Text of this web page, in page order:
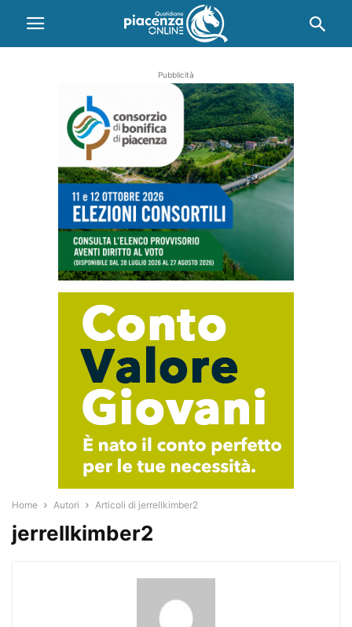
Pubblicità
Home Autori Articoli di jerrellkimber2
jerrellkimber2